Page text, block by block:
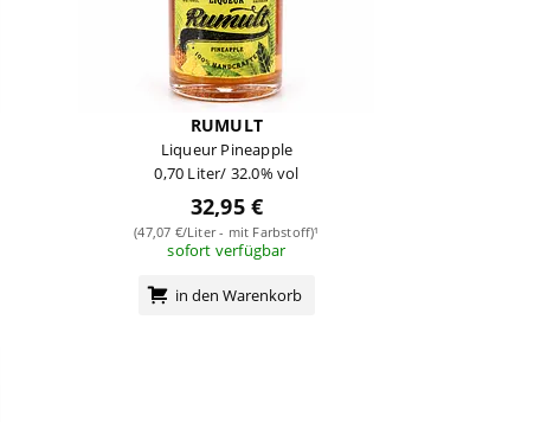
RUMULT
Liqueur Pineapple
0,70 Liter/ 32.0% vol
32,95 €
(47,07 €/Liter - mit Farbstoff)¹
sofort verfügbar
in den Warenkorb